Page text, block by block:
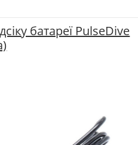
батареї PulseDive